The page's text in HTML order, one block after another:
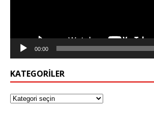
00:00
KATEGORILER